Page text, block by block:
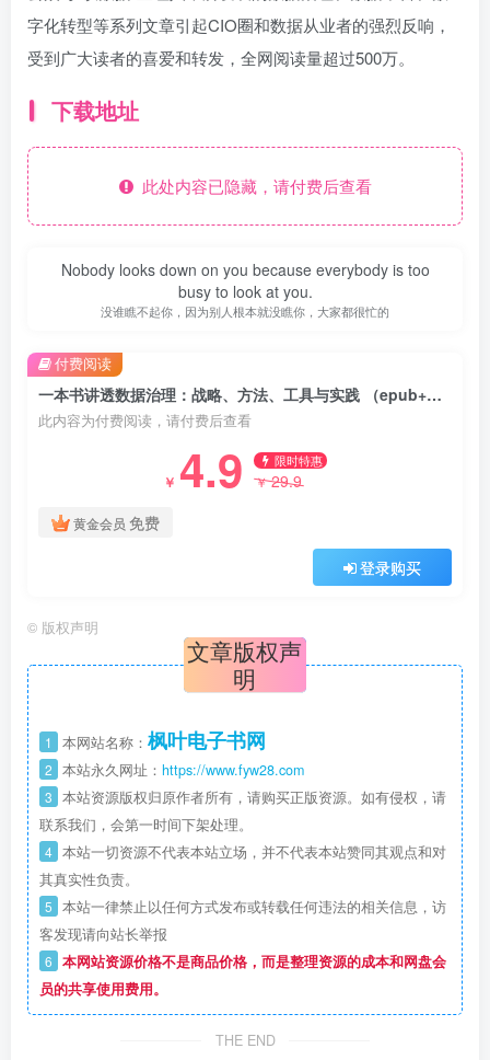
字化转型等系列文章引起CIO圈和数据从业者的强烈反响，
受到广大读者的喜爱和转发，全网阅读量超过500万。
下载地址
此处内容已隐藏，请付费后查看
Nobody looks down on you because everybody is too
busy to look at you.
没谁瞧不起你，因为别人根本就没瞧你，大家都很忙的
一本书讲透数据治理：战略、方法、工具与实践 （epub+mobi+pdf）
此内容为付费阅读，请付费后查看
￥ 4.9 限时特惠
￥29.9
黄金会员 免费
登录购买
付费阅读
© 版权声明
文章版权声
明
1 本网站名称： 枫叶电子书网
2 本站永久网址： https://www.fyw28.com
3 本站资源版权归原作者所有，请购买正版资源。如有侵权，请
联系我们，会第一时间下架处理。
4 本站一切资源不代表本站立场，并不代表本站赞同其观点和对
其真实性负责。
5 本站一律禁止以任何方式发布或转载任何违法的相关信息，访
客发现请向站长举报
6 本网站资源价格不是商品价格，而是整理资源的成本和网盘会
员的共享使用费用。
THE END